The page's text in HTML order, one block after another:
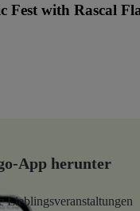
Fest with Rascal
App herunter
Lieblingsveranstaltungen